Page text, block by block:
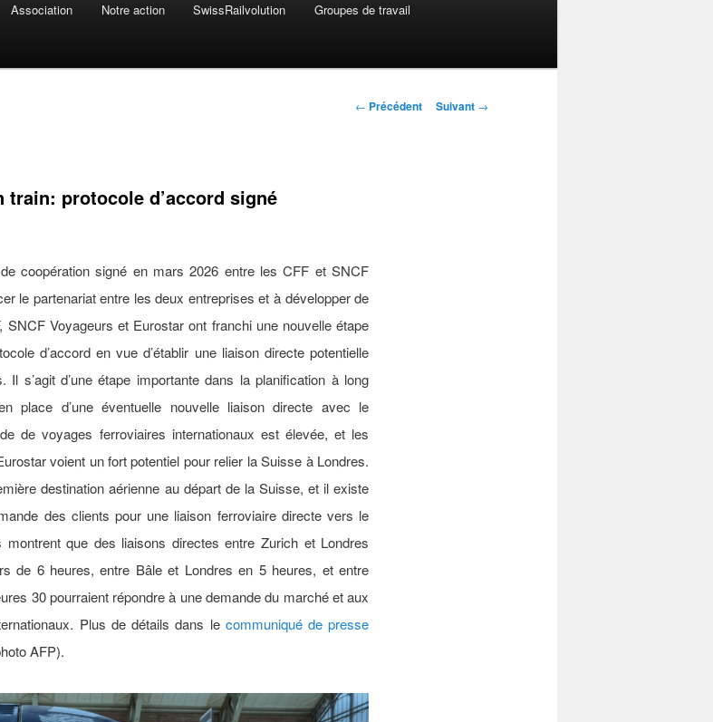
Association Notre action SwissRailvolution Groupes de travail
Navigation
← Précédent Suivant →
train: protocole d’accord signé
coopération signé en mars 2026 entre les CFF et SNCF
le partenariat entre les deux entreprises et à développer de
SNCF Voyageurs et Eurostar ont franchi une nouvelle étape
d’accord en vue d’établir une liaison directe potentielle
s’agit d’une étape importante dans la planification à long
place d’une éventuelle nouvelle liaison directe avec le
de voyages ferroviaires internationaux est élevée, et les
voient un fort potentiel pour relier la Suisse à Londres.
destination aérienne au départ de la Suisse, et il existe
des clients pour une liaison ferroviaire directe vers le
montrent que des liaisons directes entre Zurich et Londres
de 6 heures, entre Bâle et Londres en 5 heures, et entre
30 pourraient répondre à une demande du marché et aux
Plus de détails dans le communiqué de presse
AFP).